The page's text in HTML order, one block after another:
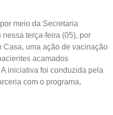
meio da Secretaria
terça-feira (05), por
Casa, uma ação de vacinação
acamados
iniciativa foi conduzida pela
com o programa,